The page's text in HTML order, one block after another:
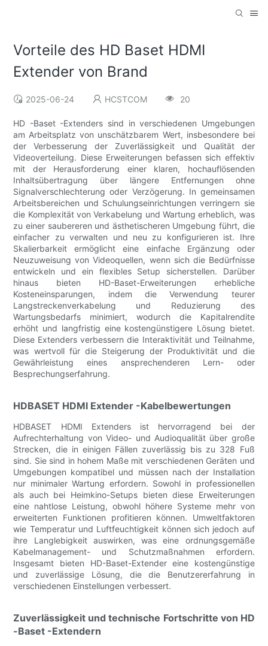
Vorteile des HD Baset HDMI
Extender von Brand
2025-06-24 HCSTCOM 20
HD -Baset -Extenders sind in verschiedenen Umgebungen
am Arbeitsplatz von unschätzbarem Wert, insbesondere bei
der Verbesserung der Zuverlässigkeit und Qualität der
Videoverteilung. Diese Erweiterungen befassen sich effektiv
mit der Herausforderung einer klaren, hochauflösenden
Inhaltsübertragung über längere Entfernungen ohne
Signalverschlechterung oder Verzögerung. In gemeinsamen
Arbeitsbereichen und Schulungseinrichtungen verringern sie
die Komplexität von Verkabelung und Wartung erheblich, was
zu einer saubereren und ästhetischeren Umgebung führt, die
einfacher zu verwalten und neu zu konfigurieren ist. Ihre
Skalierbarkeit ermöglicht eine einfache Ergänzung oder
Neuzuweisung von Videoquellen, wenn sich die Bedürfnisse
entwickeln und ein flexibles Setup sicherstellen. Darüber
hinaus bieten HD-Baset-Erweiterungen erhebliche
Kosteneinsparungen, indem die Verwendung teurer
Langstreckenverkabelung und Reduzierung des
Wartungsbedarfs minimiert, wodurch die Kapitalrendite
erhöht und langfristig eine kostengünstigere Lösung bietet.
Diese Extenders verbessern die Interaktivität und Teilnahme,
was wertvoll für die Steigerung der Produktivität und die
Gewährleistung eines ansprechenderen Lern- oder
Besprechungserfahrung.
HDBASET HDMI Extender -Kabelbewertungen
HDBASET HDMI Extenders ist hervorragend bei der
Aufrechterhaltung von Video- und Audioqualität über große
Strecken, die in einigen Fällen zuverlässig bis zu 328 Fuß
sind. Sie sind in hohem Maße mit verschiedenen Geräten und
Umgebungen kompatibel und müssen nach der Installation
nur minimaler Wartung erfordern. Sowohl in professionellen
als auch bei Heimkino-Setups bieten diese Erweiterungen
eine nahtlose Leistung, obwohl höhere Systeme mehr von
erweiterten Funktionen profitieren können. Umweltfaktoren
wie Temperatur und Luftfeuchtigkeit können sich jedoch auf
ihre Langlebigkeit auswirken, was eine ordnungsgemäße
Kabelmanagement- und Schutzmaßnahmen erfordern.
Insgesamt bieten HD-Baset-Extender eine kostengünstige
und zuverlässige Lösung, die die Benutzererfahrung in
verschiedenen Einstellungen verbessert.
Zuverlässigkeit und technische Fortschritte von HD
-Baset -Extendern